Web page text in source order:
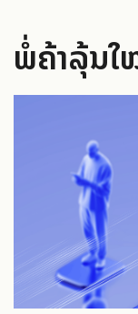
ພໍ່ຄ້າລຸ້ນ